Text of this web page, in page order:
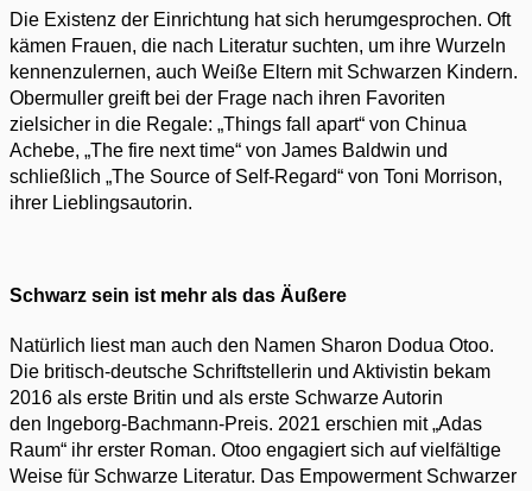
Die Existenz der Einrichtung hat sich herumgesprochen. Oft
kämen Frauen, die nach Literatur suchten, um ihre Wurzeln
kennenzulernen, auch Weiße Eltern mit Schwarzen Kindern.
Obermuller greift bei der Frage nach ihren Favoriten
zielsicher in die Regale: „Things fall apart“ von Chinua
Achebe, „The fire next time“ von James Baldwin und
schließlich „The Source of Self-Regard“ von Toni Morrison,
ihrer Lieblingsautorin.
Schwarz sein ist mehr als das Äußere
Natürlich liest man auch den Namen Sharon Dodua Otoo.
Die britisch-deutsche Schriftstellerin und Aktivistin bekam
2016 als erste Britin und als erste Schwarze Autorin
den Ingeborg-Bachmann-Preis. 2021 erschien mit „Adas
Raum“ ihr erster Roman. Otoo engagiert sich auf vielfältige
Weise für Schwarze Literatur. Das Empowerment Schwarzer